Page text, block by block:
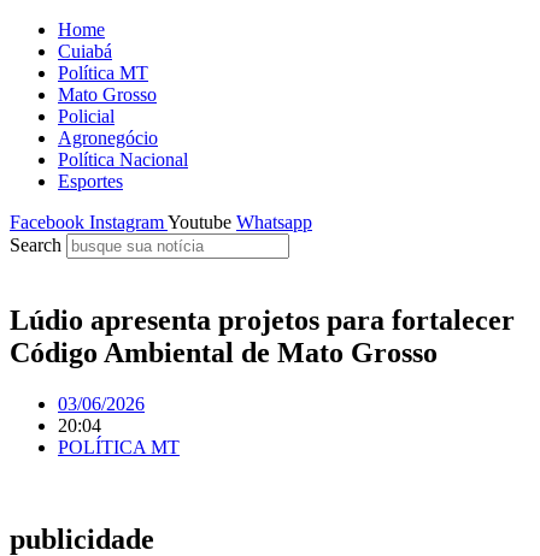
Home
Cuiabá
Política MT
Mato Grosso
Policial
Agronegócio
Política Nacional
Esportes
Facebook InstagramYoutube Whatsapp
Search
Lúdio apresenta projetos para fortalecer
Código Ambiental de Mato Grosso
03/06/2026
20:04
POLÍTICA MT
publicidade